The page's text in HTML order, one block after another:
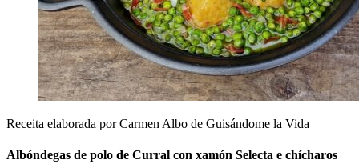
Receita elaborada por Carmen Albo de Guisándome la Vida
Albóndegas de polo de Curral con xamón Selecta e chícharos